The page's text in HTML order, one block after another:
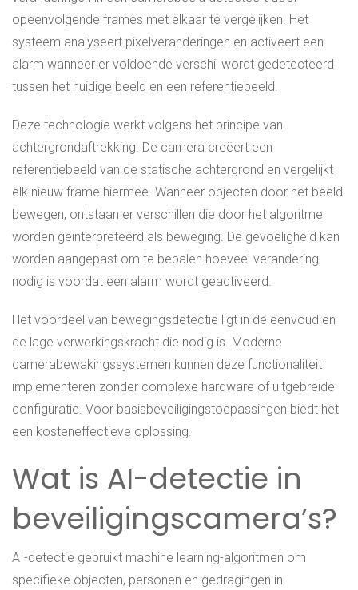
opeenvolgende frames met elkaar te vergelijken. Het
systeem analyseert pixelveranderingen en activeert een
alarm wanneer er voldoende verschil wordt gedetecteerd
tussen het huidige beeld en een referentiebeeld.
Deze technologie werkt volgens het principe van
achtergrondaftrekking. De camera creëert een
referentiebeeld van de statische achtergrond en vergelijkt
elk nieuw frame hiermee. Wanneer objecten door het beeld
bewegen, ontstaan er verschillen die door het algoritme
worden geïnterpreteerd als beweging. De gevoeligheid kan
worden aangepast om te bepalen hoeveel verandering
nodig is voordat een alarm wordt geactiveerd.
Het voordeel van bewegingsdetectie ligt in de eenvoud en
de lage verwerkingskracht die nodig is. Moderne
camerabewakingssystemen kunnen deze functionaliteit
implementeren zonder complexe hardware of uitgebreide
configuratie. Voor basisbeveiligingstoepassingen biedt het
een kosteneffectieve oplossing.
Wat is AI-detectie in
beveiligingscamera’s?
AI-detectie gebruikt machine learning-algoritmen om
specifieke objecten, personen en gedragingen in